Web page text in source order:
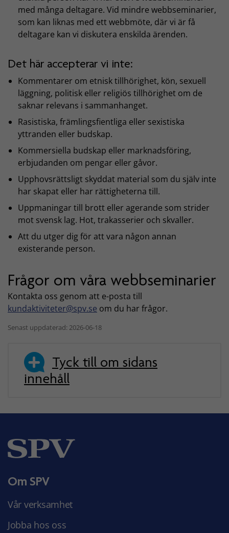
med många deltagare. Vid mindre webbseminarier,
som kan liknas med ett webbmöte, där vi är få
deltagare kan vi diskutera enskilda ärenden.
Det här accepterar vi inte:
Kommentarer om etnisk tillhörighet, kön, sexuell
läggning, politisk eller religiös tillhörighet om de
saknar relevans i sammanhanget.
Rasistiska, främlingsfientliga eller sexistiska
yttranden eller budskap.
Kommersiella budskap eller marknadsföring,
erbjudanden om pengar eller gåvor.
Upphovsrättsligt skyddat material som du själv inte
har skapat eller har rättigheterna till.
Uppmaningar till brott eller agerande som strider
mot svensk lag. Hot, trakasserier och skvaller.
Att du utger dig för att vara någon annan
existerande person.
Frågor om våra webbseminarier
Kontakta oss genom att e-posta till
kundaktiviteter@spv.se om du har frågor.
Senast uppdaterad: 2026-06-18
Tyck till om sidans
innehåll
Om SPV
Vår verksamhet
Jobba hos oss